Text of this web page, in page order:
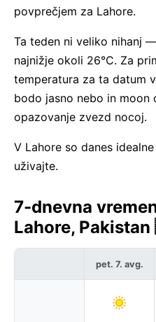
povprečjem za Lahore.
Ta teden ni veliko nihanj
najnižje okoli 26°C. Za
temperatura za ta datum
bodo jasno nebo in moon
opazovanje zvezd nocoj.
V Lahore so danes
uživajte.
7-dnevna
Lahore,
pet. 7. avg.